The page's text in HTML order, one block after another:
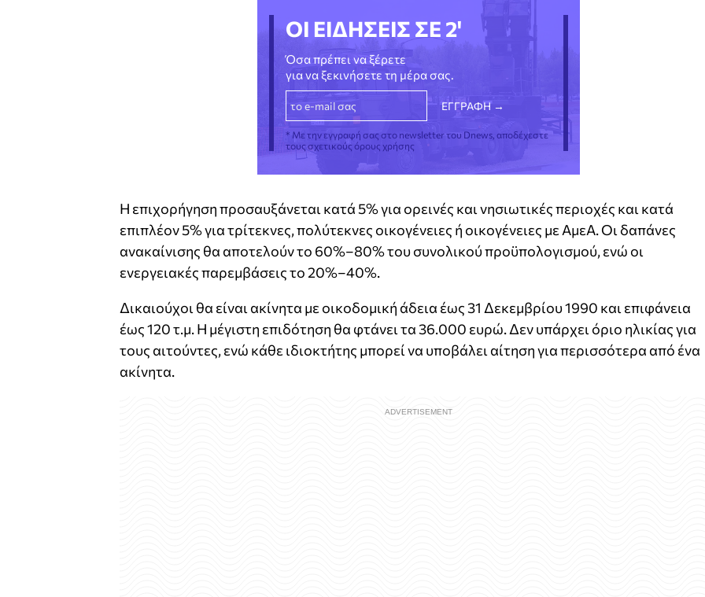
ΟΙ ΕΙΔΗΣΕΙΣ ΣΕ 2'
Όσα πρέπει να ξέρετε
για να ξεκινήσετε τη μέρα σας.
* Με την εγγραφή σας στο newsletter του Dnews, αποδέχεστε
τους σχετικούς όρους χρήσης
Η επιχορήγηση προσαυξάνεται κατά 5% για ορεινές και νησιωτικές περιοχές και κατά
επιπλέον 5% για τρίτεκνες, πολύτεκνες οικογένειες ή οικογένειες με ΑμεΑ. Οι δαπάνες
ανακαίνισης θα αποτελούν το 60%–80% του συνολικού προϋπολογισμού, ενώ οι
ενεργειακές παρεμβάσεις το 20%–40%.
Δικαιούχοι θα είναι ακίνητα με οικοδομική άδεια έως 31 Δεκεμβρίου 1990 και επιφάνεια
έως 120 τ.μ. Η μέγιστη επιδότηση θα φτάνει τα 36.000 ευρώ. Δεν υπάρχει όριο ηλικίας για
τους αιτούντες, ενώ κάθε ιδιοκτήτης μπορεί να υποβάλει αίτηση για περισσότερα από ένα
ακίνητα.